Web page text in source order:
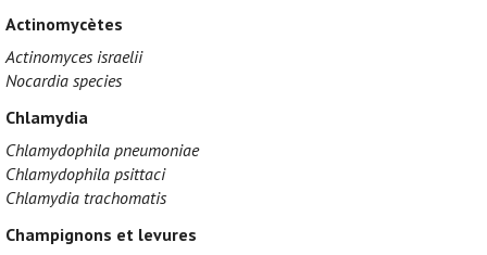
Actinomycètes
Actinomyces israelii
Nocardia species
Chlamydia
Chlamydophila pneumoniae
Chlamydophila psittaci
Chlamydia trachomatis
Champignons et levures